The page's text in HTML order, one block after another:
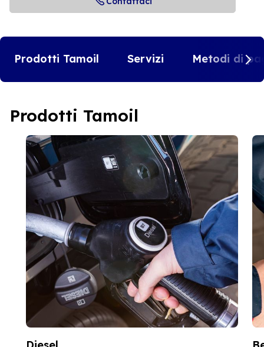
Prodotti Tamoil Servizi Metodi di
Prodotti Tamoil